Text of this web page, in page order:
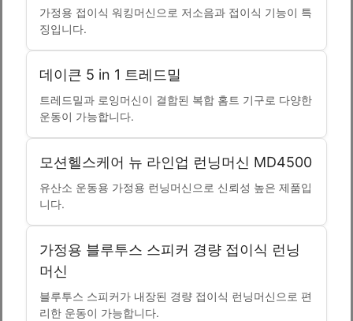
가정용 접이식 워킹머신으로 저소음과 접이식 기능이 특
징입니다.
데이큰 5 in 1 트레드밀
트레드밀과 로잉머신이 결합된 복합 홈트 기구로 다양한
운동이 가능합니다.
모션헬스케어 뉴 라인업 런닝머신 MD4500
유산소 운동용 가정용 런닝머신으로 신뢰성 높은 제품입
니다.
가정용 블루투스 스피커 경량 접이식 런닝
머신
블루투스 스피커가 내장된 경량 접이식 런닝머신으로 편
리한 운동이 가능합니다.